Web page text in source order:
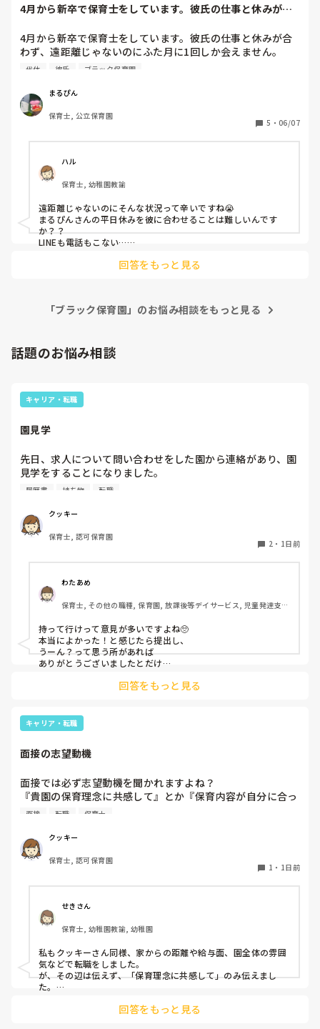
いままで知らなかったので、これは良いとおもって、自分で
ん🥺
だれかご存知の方、教えてください！お願いします🤲
4月から新卒で保育士をしています。彼氏の仕事と休みが合
4月から新卒で保育士をしています。彼氏の仕事と休みが合
わず、遠距離じゃないのにふた月に1回しか会えません。
私は保育士のため基本土日休みですが、彼は100%平日休み
です。また、私が土曜出勤の代休で平日休みになっても、彼
氏の休みとかぶることはほとんどありません。
彼氏、旦那さんと休みが合わない方はどうコミュニケーショ
ンを取っていますか？
ちなみに彼はブラック企業に勤めているので朝から深夜まで
仕事しており、LINEも電話もほとんどできません。
仕事のつらさと連絡の取れないつらさとで毎日泣いています
😭
代休 彼氏 ブラック保育園
まるぴん
保育士, 公立保育園
5 ・ 06/07
ハル
保育士, 幼稚園教諭
遠距離じゃないのにそんな状況って辛いですね😭
まるぴんさんの平日休みを彼に合わせることは難しいんです
か？？
LINEも電話もこない…
回答をもっと見る
「ブラック保育園」のお悩み相談をもっと見る
話題のお悩み相談
キャリア・転職
園見学
先日、求人について問い合わせをした園から連絡があり、園
見学をすることになりました。
私としては求人に応募したという認識ですが、『園見学をご
問しましたが、見学なので特にありませんとのこと
このような場合は本当に見学だけで終了なのでしょうか？
でしょうか？
履歴書 持ち物 転職
クッキー
保育士, 認可保育園
2 ・ 1日前
わたあめ
保育士, その他の職種, 保育園, 放課後等デイサービス, 児童発達支援
持って行けって意見が多いですよね🥺
本当によかった！と感じたら提出し、
うーん？って思う所があれば
ありがとうございましたとだけ
回答をもっと見る
キャリア・転職
面接の志望動機
面接では必ず志望動機を聞かれますよね？
『貴園の保育理念に共感して』とか『保育内容が自分に合っ
てると思いました』等々が多いかと思いますが、実際はどう
私自身、園の雰囲気とか園の規模、保育内容は勘案しますが
正直なところ、家から通いやすいか、給与はどうか…という
ところに重きを置いています
皆さんは、志望動機をどのように答えていますか？また、本
音はどうですか？
面接 転職 保育士
クッキー
保育士, 認可保育園
1 ・ 1日前
せきさん
保育士, 幼稚園教諭, 幼稚園
私もクッキーさん同様、家からの距離や給与面、園全体の雰囲
気などで転職をしました。
が、その辺は伝えず、「保育理念に共感して」のみ伝えまし
た。
回答をもっと見る